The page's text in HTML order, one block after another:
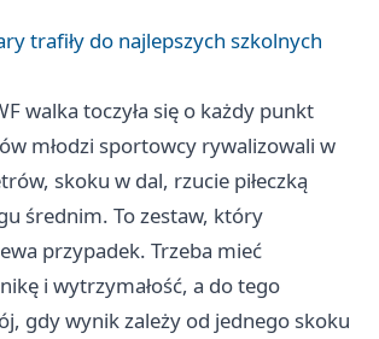
trafiły do najlepszych szkolnych
walka toczyła się o każdy punkt
młodzi sportowcy rywalizowali w
skoku w dal, rzucie piłeczką
średnim. To zestaw, który
przypadek. Trzeba mieć
i wytrzymałość, a do tego
gdy wynik zależy od jednego skoku